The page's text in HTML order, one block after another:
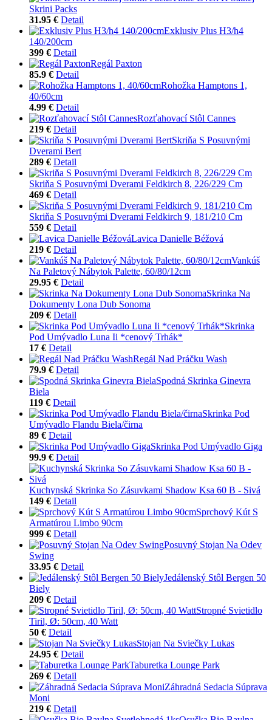
Skrini Packs
31.95 € Detail
Exklusiv Plus H3/h4
140/200cm
399 € Detail
Regál Paxton
85.9 € Detail
Rohožka Hamptons 1,
40/60cm
4.99 € Detail
Rozťahovací Stôl Cannes
219 € Detail
Skriňa S Posuvnými
Dverami Bert
289 € Detail
Skriňa S Posuvnými Dverami Feldkirch 8, 226/229 Cm
469 € Detail
Skriňa S Posuvnými Dverami Feldkirch 9, 181/210 Cm
559 € Detail
Lavica Danielle Béžová
219 € Detail
Vankúš
Na Paletový Nábytok Palette, 60/80/12cm
29.95 € Detail
Skrinka Na
Dokumenty Lona Dub Sonoma
209 € Detail
Skrinka
Pod Umývadlo Luna Ii *cenový Trhák*
17 € Detail
Regál Nad Práčku Wash
79.9 € Detail
Spodná Skrinka Ginevra
Biela
119 € Detail
Skrinka Pod
Umývadlo Flandu Biela/čirna
89 € Detail
Skrinka Pod Umývadlo Giga
99.9 € Detail
Kuchynská Skrinka So Zásuvkami Shadow Ksa 60 B - Sivá
149 € Detail
Sprchový Kút S
Armatúrou Limbo 90cm
999 € Detail
Posuvný Stojan Na Odev
Swing
33.95 € Detail
Jedálenský Stôl Bergen 50
Biely
209 € Detail
Stropné Svietidlo
Tiril, Ø: 50cm, 40 Watt
50 € Detail
Stojan Na Sviečky Lukas
24.95 € Detail
Taburetka Lounge Park
269 € Detail
Záhradná Sedacia Súprava
Moni
219 € Detail